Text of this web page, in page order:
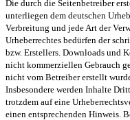
Die durch die Seitenbetreiber
unterliegen dem deutschen
Verbreitung und jede Art der
Urheberrechtes bedürfen der
bzw. Erstellers. Downloads und
nicht kommerziellen Gebrauch
nicht vom Betreiber erstellt
Insbesondere werden Inhalte
trotzdem auf eine
einen entsprechenden Hinweis.